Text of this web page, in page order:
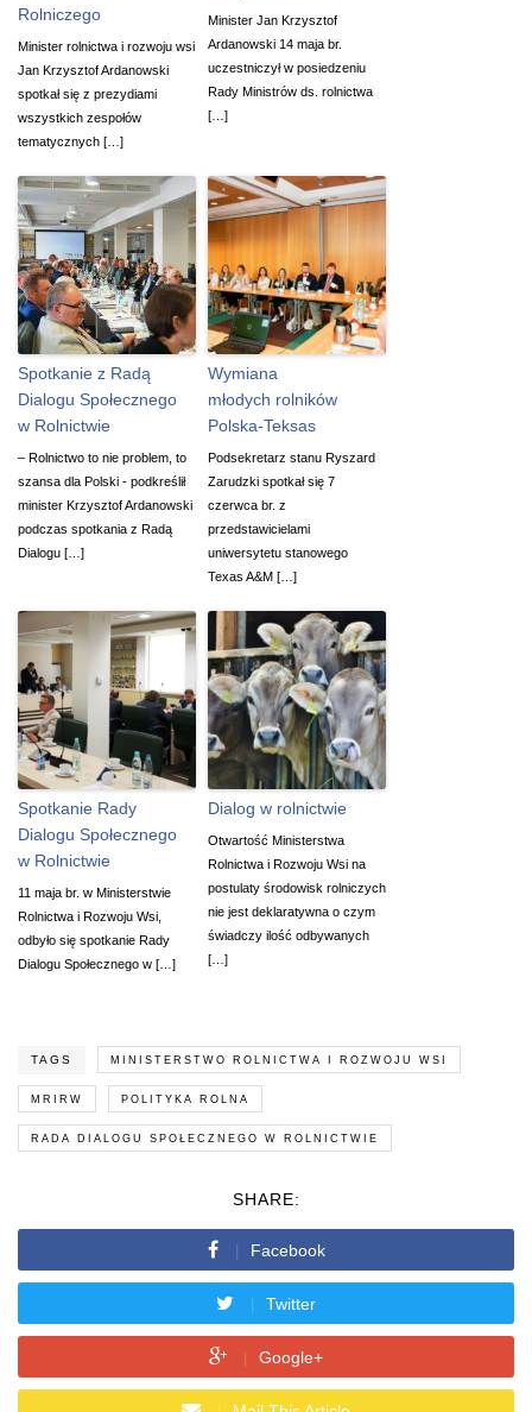
Rolniczego
Minister rolnictwa i rozwoju wsi
Jan Krzysztof Ardanowski
spotkał się z prezydiami
wszystkich zespołów
tematycznych […]
Minister Jan Krzysztof
Ardanowski 14 maja br.
uczestniczył w posiedzeniu
Rady Ministrów ds. rolnictwa
[…]
Spotkanie z Radą
Dialogu Społecznego
w Rolnictwie
– Rolnictwo to nie problem, to
szansa dla Polski - podkreślił
minister Krzysztof Ardanowski
podczas spotkania z Radą
Dialogu […]
Wymiana
młodych rolników
Polska-Teksas
Podsekretarz stanu Ryszard
Zarudzki spotkał się 7
czerwca br. z
przedstawicielami
uniwersytetu stanowego
Texas A&M […]
Spotkanie Rady
Dialogu Społecznego
w Rolnictwie
11 maja br. w Ministerstwie
Rolnictwa i Rozwoju Wsi,
odbyło się spotkanie Rady
Dialogu Społecznego w […]
Dialog w rolnictwie
Otwartość Ministerstwa
Rolnictwa i Rozwoju Wsi na
postulaty środowisk rolniczych
nie jest deklaratywna o czym
świadczy ilość odbywanych
[…]
TAGS MINISTERSTWO ROLNICTWA I ROZWOJU WSI
MRIRW POLITYKA ROLNA
RADA DIALOGU SPOŁECZNEGO W ROLNICTWIE
SHARE:
Facebook
Twitter
Google+